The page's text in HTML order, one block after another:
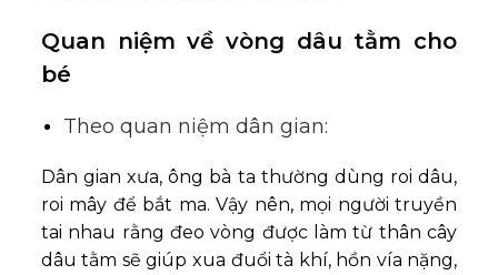
Quan niệm về vòng dâu tằm cho
bé
Theo quan niệm dân gian:
Dân gian xưa, ông bà ta thường dùng roi dâu,
roi mây để bắt ma. Vậy nên, mọi người truyền
tai nhau rằng đeo vòng được làm từ thân cây
dâu tằm sẽ giúp xua đuổi tà khí, hồn vía nặng,